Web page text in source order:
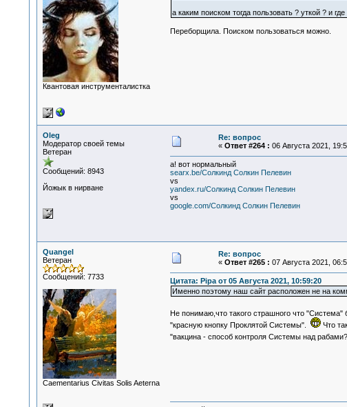
Квантовая инструменталистка
а каким поиском тогда пользовать ? уткой ? и
Переборщила. Поиском пользоваться можно.
Oleg
Модератор своей темы
Ветеран
Сообщений: 8943
Йожык в нирване
Re: вопрос
« Ответ #264 : 06 Августа 2021,
а! вот нормальный
searx.be/Солкинд Солкин Пелевин
vs
yandex.ru/Солкинд Солкин Пелевин
vs
google.com/Солкинд Солкин Пелевин
Quangel
Ветеран
Сообщений: 7733
Сaementarius Civitas Solis Aeterna
Re: вопрос
« Ответ #265 : 07 Августа 2021,
Цитата: Pipa от 05 Августа 2021, 10:59:20
Именно поэтому наш сайт расположен не на
Не понимаю,что такого страшного что "Система"
"красную кнопку Проклятой Системы".
Что
"вакцина - способ контроля Системы над